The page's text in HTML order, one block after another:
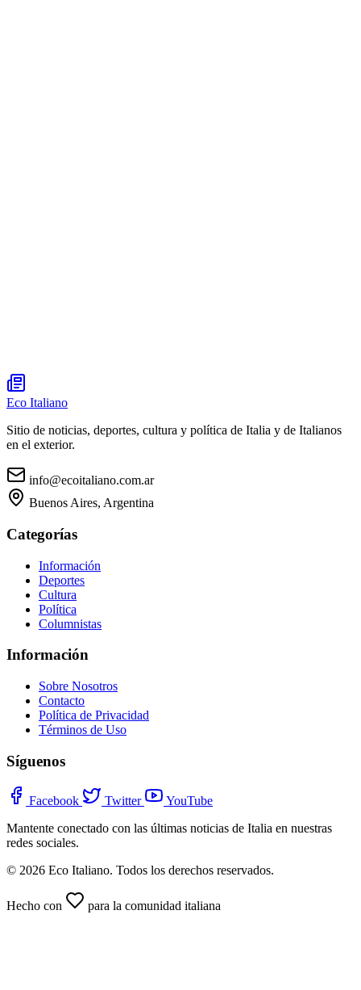
Eco Italiano
Sitio de noticias, deportes, cultura y política de Italia y de Italianos
en el exterior.
info@ecoitaliano.com.ar
Buenos Aires, Argentina
Categorías
Información
Deportes
Cultura
Política
Columnistas
Información
Sobre Nosotros
Contacto
Política de Privacidad
Términos de Uso
Síguenos
Facebook Twitter
YouTube
Mantente conectado con las últimas noticias de Italia en nuestras
redes sociales.
© 2026 Eco Italiano. Todos los derechos reservados.
Hecho con para la comunidad italiana